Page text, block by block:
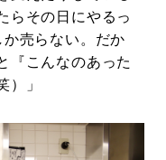
らその日にやるっ
売らない。だか
『こんなのあった
）」